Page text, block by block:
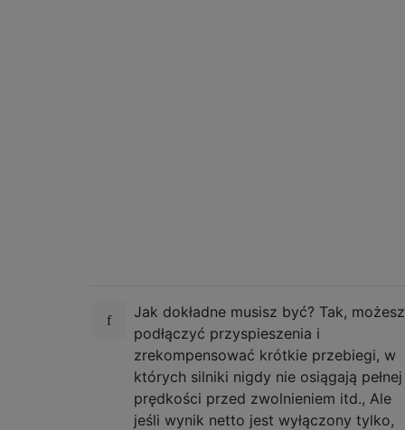
Jak dokładne musisz być? Tak, możesz
podłączyć przyspieszenia i
zrekompensować krótkie przebiegi, w
których silniki nigdy nie osiągają pełnej
prędkości przed zwolnieniem itd., Ale
jeśli wynik netto jest wyłączony tylko,